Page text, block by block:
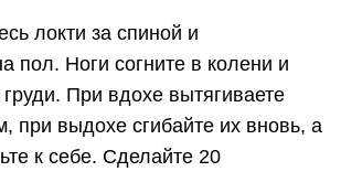
локти за спиной и
пол. Ноги согните в колени и
груди. При вдохе вытягиваете
при выдохе сгибайте их вновь, а
к себе. Сделайте 20